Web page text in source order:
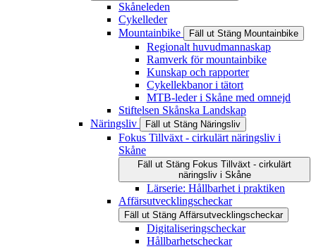
Skåneleden
Cykelleder
Mountainbike
Fäll ut Stäng Mountainbike
Regionalt huvudmannaskap
Ramverk för mountainbike
Kunskap och rapporter
Cykellekbanor i tätort
MTB-leder i Skåne med omnejd
Stiftelsen Skånska Landskap
Näringsliv
Fäll ut Stäng Näringsliv
Fokus Tillväxt - cirkulärt näringsliv i
Skåne
Fäll ut Stäng Fokus Tillväxt - cirkulärt
näringsliv i Skåne
Lärserie: Hållbarhet i praktiken
Affärsutvecklingscheckar
Fäll ut Stäng Affärsutvecklingscheckar
Digitaliseringscheckar
Hållbarhetscheckar